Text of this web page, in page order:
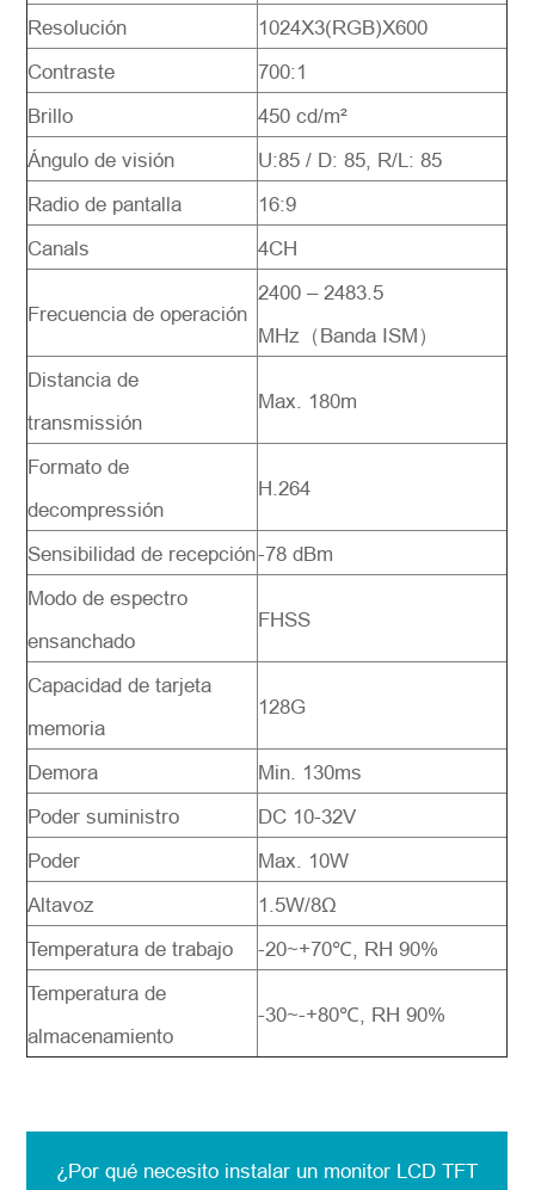
Resolución
1024X3(RGB)X600
Contraste
700:1
Brillo
450 cd/m²
Ángulo de visión
U:85 / D: 85, R/L: 85
Radio de pantalla
16:9
Canals
4CH
Frecuencia de operación
2400 – 2483.5
MHz（Banda ISM）
Distancia de
transmissión
Max. 180m
Formato de
decompressión
H.264
Sensibilidad de recepción-78 dBm
Modo de espectro
ensanchado
FHSS
Capacidad de tarjeta
memoria
128G
Demora
Min. 130ms
Poder suministro
DC 10-32V
Poder
Max. 10W
Altavoz
1.5W/8Ω
Temperatura de trabajo
-20~+70℃, RH 90%
Temperatura de
almacenamiento
-30~-+80℃, RH 90%
¿Por qué necesito instalar un monitor LCD TFT